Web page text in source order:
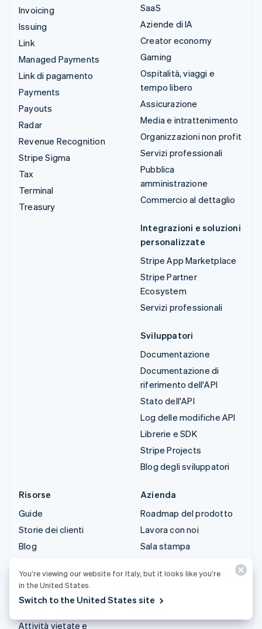
Invoicing
Issuing
Link
Managed Payments
Link di pagamento
Payments
Payouts
Radar
Revenue Recognition
Stripe Sigma
Tax
Terminal
Treasury
SaaS
Aziende di IA
Creator economy
Gaming
Ospitalità, viaggi e
tempo libero
Assicurazione
Media e intrattenimento
Organizzazioni non profit
Servizi professionali
Pubblica
amministrazione
Commercio al dettaglio
Integrazioni e soluzioni
personalizzate
Stripe App Marketplace
Stripe Partner
Ecosystem
Servizi professionali
Sviluppatori
Documentazione
Documentazione di
riferimento dell'API
Stato dell'API
Log delle modifiche API
Librerie e SDK
Stripe Projects
Blog degli sviluppatori
Risorse
Guide
Storie dei clienti
Blog
Conferenza annuale
Attività vietate e
Azienda
Roadmap del prodotto
Lavora con noi
Sala stampa
Contattaci
You’re viewing our website for Italy, but it looks like you’re
in the United States.
Switch to the United States site